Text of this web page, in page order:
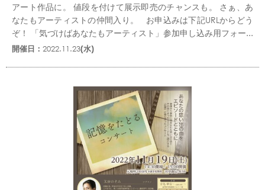
アート作品に。 値段を付けて展示即売のチャンスも。 さぁ、あ
なたもアーティストの仲間入り。 お申込みは下記URLからどう
ぞ！ 「気づけばあなたもアーティスト」参加申し込み用フォー...
開催日： 2022.11.23(水)